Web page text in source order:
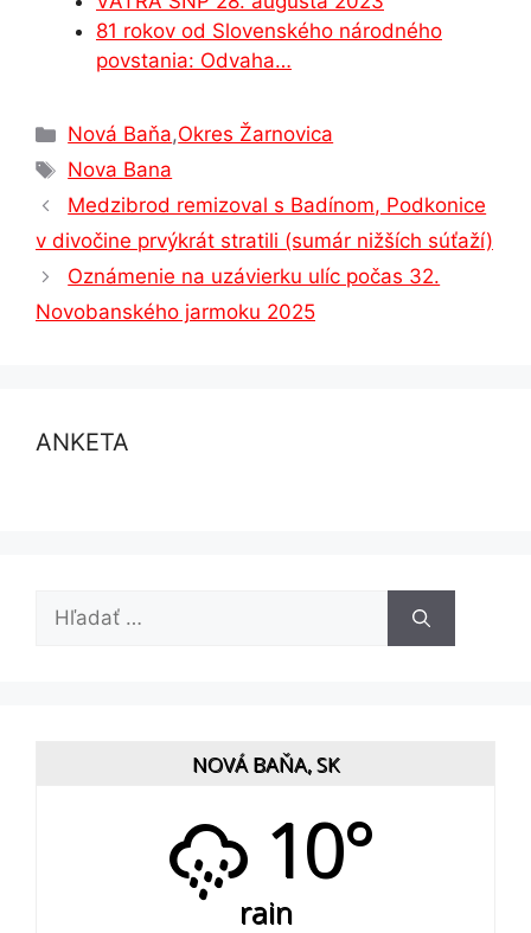
81 rokov od Slovenského národného
povstania: Odvaha…
Kategórie
Nová Baňa,Okres Žarnovica
Značky
Nova Bana
Medzibrod remizoval s Badínom, Podkonice
v divočine prvýkrát stratili (sumár nižších súťaží)
Oznámenie na uzávierku ulíc počas 32.
Novobanského jarmoku 2025
ANKETA
Hľadať:
NOVÁ BAŇA, SK
10°
rain